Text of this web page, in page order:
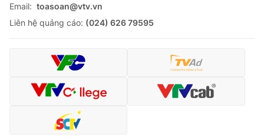
Email: toasoan@vtv.vn
Liên hệ quảng cáo: (024) 626 79595